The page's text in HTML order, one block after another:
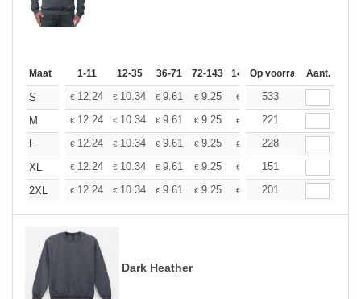
Maat 1-11 12-35 36-71 72-143 144-287 288 + Meer
Op voorraadAant.
S € 12.24 € 10.34 € 9.61 € 9.25 € 8.74 €
533
M
€ 12.24 € 10.34 € 9.61 € 9.25 € 8.74221
L
€ 12.24 € 10.34 € 9.61 € 9.25 € 8.74 €
228
XL
€ 12.24 € 10.34 € 9.61 € 9.25 € 8.74151
2XL
€ 12.24 € 10.34 € 9.61 € 9.25 € 8.74201
Dark Heather